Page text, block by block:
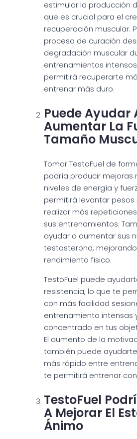
estimular la producción
que es crucial para el
recuperación muscular.
proceso de curación
degradación muscular
entrenamientos
permitirá recuperarte
entrenar más duro.
Puede Ayudar
Aumentar La
Tamaño
Tomar TestoFuel de
podría producir mejoras
niveles de energía y
permitirá levantar
realizar más
sus entrenamientos.
ayudar a aumentar sus
testosterona,
rendimiento físico.
TestoFuel puede
resistencia, lo que te
con más facilidad
entrenamiento intensas
concentrado en tus
El aumento de la
también puede
más rápido entre
te permitirá entrenar
TestoFuel
A Mejorar El
Ánimo